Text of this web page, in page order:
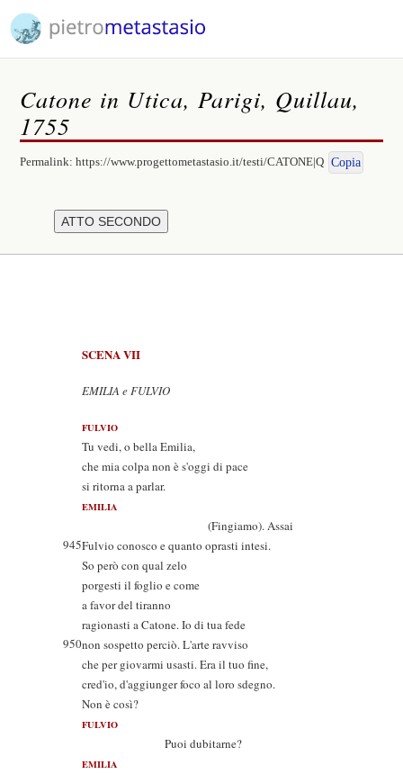
Catone in Utica, Parigi, Quillau,
1755
Permalink:https://www.progettometastasio.it/testi/CATONE|Q Copia
SCENA VII
EMILIA e FULVIO
FULVIO
Tu vedi, o bella Emilia,
che mia colpa non è s'oggi di pace
si ritorna a parlar.
EMILIA
(Fingiamo). Assai
945Fulvio conosco e quanto oprasti intesi.
So però con qual zelo
porgesti il foglio e come
a favor del tiranno
ragionasti a Catone. Io di tua fede
950non sospetto perciò. L'arte ravviso
che per giovarmi usasti. Era il tuo fine,
cred'io, d'aggiunger foco al loro sdegno.
Non è così?
FULVIO
Puoi dubitarne?
EMILIA